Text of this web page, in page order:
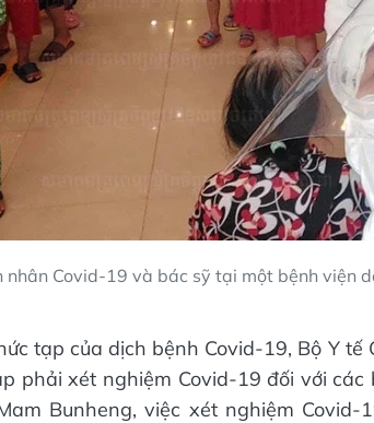
nhân Covid-19 và bác sỹ tại một bệnh viện
tạp của dịch bệnh Covid-19, Bộ Y
phải xét nghiệm Covid-19 đối với
Bunheng, việc xét nghiệm